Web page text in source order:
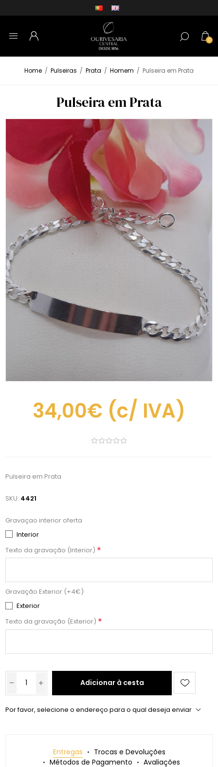
0
Home / Pulseiras / Prata / Homem / Pulseira em Prata
Pulseira em Prata
34,00€ (c/ IVA)
Pulseira em Prata
SKU: 4421
Gravaçao interior oferta
Interior
Texto da gravação (Interior) *
Gravação Exterior (+4€)
Exterior
Texto da gravação (Exterior) *
Adicionar à cesta
Por favor, selecione o endereço para o qual deseja enviar
Entregas
Trocas e Devoluções
Métodos de Pagamento
Avaliações